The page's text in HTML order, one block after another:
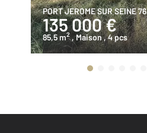
PORT JEROME SUR SEINE 76
135 000 €
85,5 m2 , Maison, 4 pcs